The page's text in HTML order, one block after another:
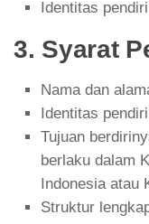
Identitas
3. Syarat
Nama dan
Identitas
Tujuan
berlaku dalam
Indonesia atau
Struktur